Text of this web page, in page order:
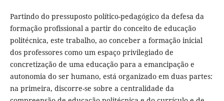
Partindo do pressuposto político-pedagógico da defesa da
formação profissional a partir do conceito de educação
politécnica, este trabalho, ao conceber a formação inicial
dos professores como um espaço privilegiado de
concretização de uma educação para a emancipação e
autonomia do ser humano, está organizado em duas partes:
na primeira, discorre-se sobre a centralidade da